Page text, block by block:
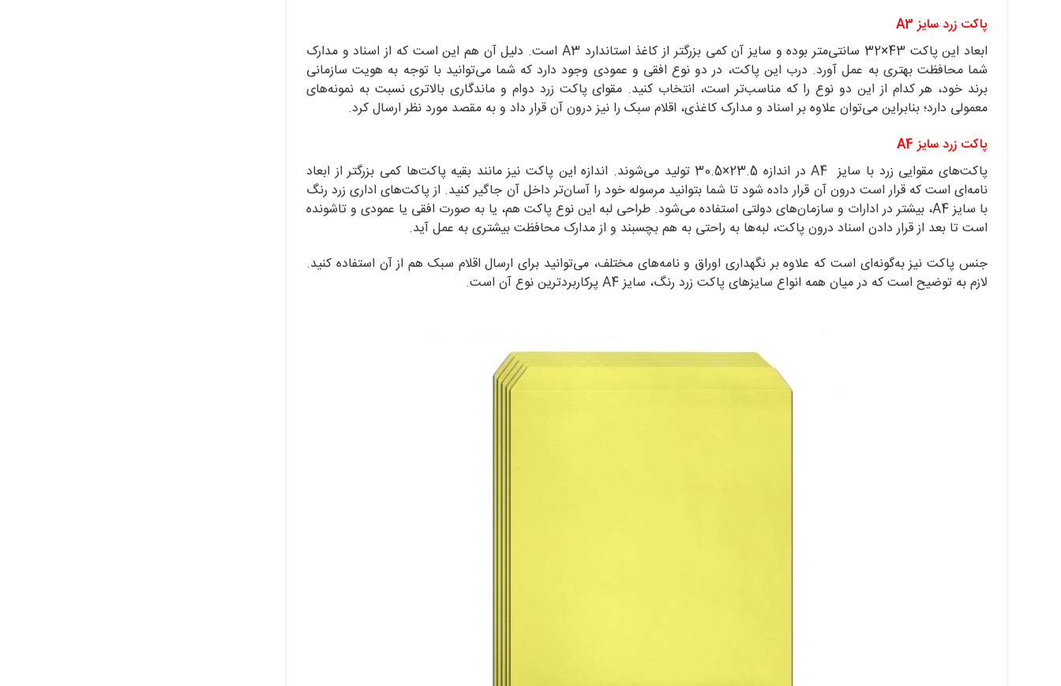
پاکت زرد سایز A3
ابعاد این پاکت 43×32 سانتی‌متر بوده و سایز آن کمی بزرگتر از کاغذ استاندارد A3 است. دلیل آن هم این است که از اسناد و مدارک
شما محافظت بهتری به عمل ‌آورد. درب این پاکت، در دو نوع افقی و عمودی وجود دارد که شما می‌توانید با توجه به هویت سازمانی
برند خود، هر کدام از این دو نوع را که مناسب‌تر است، انتخاب کنید. مقوای پاکت زرد دوام و ماندگاری بالاتری نسبت به نمونه‌های
معمولی دارد؛ بنابراین می‌توان علاوه بر اسناد و مدارک کاغذی، اقلام سبک را نیز درون آن قرار داد و به مقصد مورد نظر ارسال کرد.
پاکت زرد سایز A4
پاکت‌های مقوایی زرد با سایز A4 در اندازه 23.5×30.5 تولید می‌شوند. اندازه این پاکت نیز مانند بقیه پاکت‌ها کمی بزرگتر از ابعاد
نامه‌ای است که قرار است درون آن قرار داده شود تا شما بتوانید مرسوله خود را آسان‌تر داخل آن جا‌گیر کنید. از پاکت‌های اداری زرد رنگ
با سایز A4، بیشتر در ادارات و سازمان‌های دولتی استفاده می‌شود. طراحی لبه این نوع پاکت هم، یا به صورت افقی یا عمودی و تاشونده
است تا بعد از قرار دادن اسناد درون پاکت، لبه‌ها به راحتی به هم بچسبند و از مدارک محافظت بیشتری به عمل آید.
جنس پاکت نیز به‌گونه‌ای است که علاوه بر نگهداری اوراق و نامه‌های مختلف، می‌توانید برای ارسال اقلام سبک هم از آن استفاده کنید.
لازم به توضیح است که در میان همه انواع سایزهای پاکت زرد رنگ، سایز A4 پرکاربردترین نوع آن است.